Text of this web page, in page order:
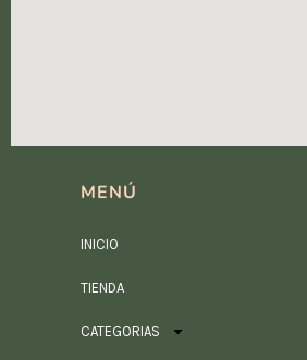
MENÚ
INICIO
TIENDA
CATEGORIAS